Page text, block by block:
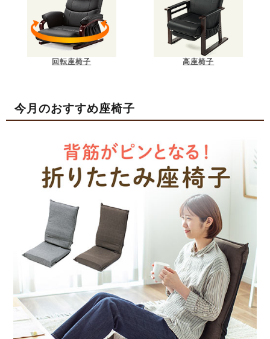
回転座椅子 高座椅子
今月のおすすめ座椅子